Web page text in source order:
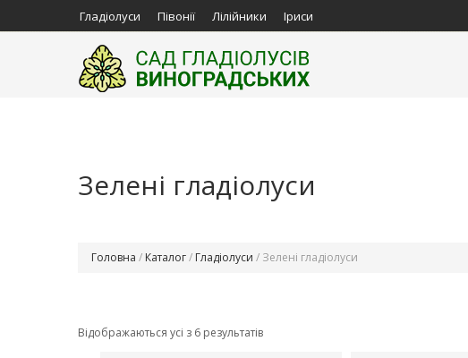
Гладіолуси Півонії Лілійники Іриси
Зелені гладіолуси
Головна / Каталог/ Гладіолуси / Зелені гладіолуси
Відображаються усі з 6 результатів